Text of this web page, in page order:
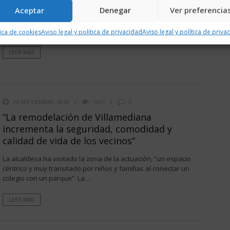
Aceptar Denegar Ver
de cookiesAviso legal y política de privacidadAviso legal y política de
La alcaldesa de Logroño, Cuca Gamarra, ha comparecido para
anunciar la prórroga del Presupuesto Municipal 2018 para el
año que viene al dar por finalizadas las ...
LEER MÁS
26 SEPTIEMBRE, 2018 1411
“La remodelación de Villamediana
incrementa la seguridad, comodidad y
calidad de vida de los vecinos”
La alcaldesa ha visitado la zona de la actuación, “un espacio
céntrico y muy transitado por niños y familias al conectar un
colegio con un parque”. La ...
LEER MÁS